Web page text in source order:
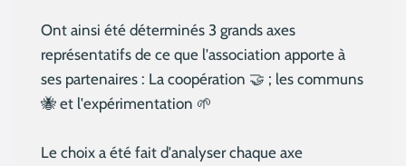
Ont ainsi été déterminés 3 grands axes
représentatifs de ce que l'association apporte à
ses partenaires : La coopération 🤝 ; les communs
🐝 et l'expérimentation 🌱
Le choix a été fait d'analyser chaque axe